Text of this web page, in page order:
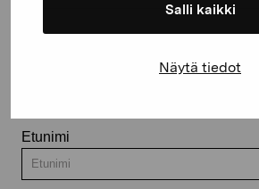
Salli kaikki
Näytä tiedot
Etunimi